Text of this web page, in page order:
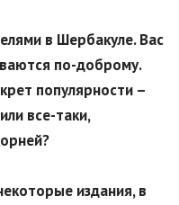
в Шербакуле. Вас
по-доброму.
популярности –
все-таки,
издания, в